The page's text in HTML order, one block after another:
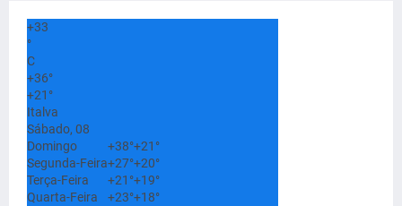
+33
°
C
+36°
+21°
Italva
Sábado, 08
Domingo
+38°+21°
Segunda-Feira+27°+20°
Terça-Feira
+21°+19°
Quarta-Feira
+23°+18°